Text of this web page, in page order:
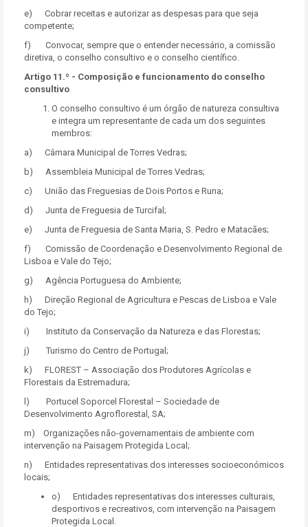
e) Cobrar receitas e autorizar as despesas para que seja
competente;
f) Convocar, sempre que o entender necessário, a comissão
diretiva, o conselho consultivo e o conselho científico.
Artigo 11.º - Composição e funcionamento do conselho
consultivo
O conselho consultivo é um órgão de natureza consultiva
e integra um representante de cada um dos seguintes
membros:
a) Câmara Municipal de Torres Vedras;
b) Assembleia Municipal de Torres Vedras;
c) União das Freguesias de Dois Portos e Runa;
d) Junta de Freguesia de Turcifal;
e) Junta de Freguesia de Santa Maria, S. Pedro e Matacães;
f) Comissão de Coordenação e Desenvolvimento Regional de
Lisboa e Vale do Tejo;
g) Agência Portuguesa do Ambiente;
h) Direção Regional de Agricultura e Pescas de Lisboa e Vale
do Tejo;
i) Instituto da Conservação da Natureza e das Florestas;
j) Turismo do Centro de Portugal;
k) FLOREST – Associação dos Produtores Agrícolas e
Florestais da Estremadura;
l) Portucel Soporcel Florestal – Sociedade de
Desenvolvimento Agroflorestal, SA;
m) Organizações não-governamentais de ambiente com
intervenção na Paisagem Protegida Local;
n) Entidades representativas dos interesses socioeconómicos
locais;
o) Entidades representativas dos interesses culturais,
desportivos e recreativos, com intervenção na Paisagem
Protegida Local.